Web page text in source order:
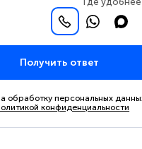
Получить ответ
обработку персональных
конфиденциальности